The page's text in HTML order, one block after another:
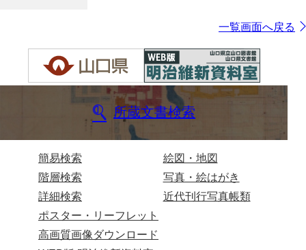
一覧画面へ戻る
所蔵文書検索
簡易検索
階層検索
詳細検索
絵図・地図
写真・絵はがき
近代刊行写真帳類
ポスター・リーフレット
高画質画像ダウンロード